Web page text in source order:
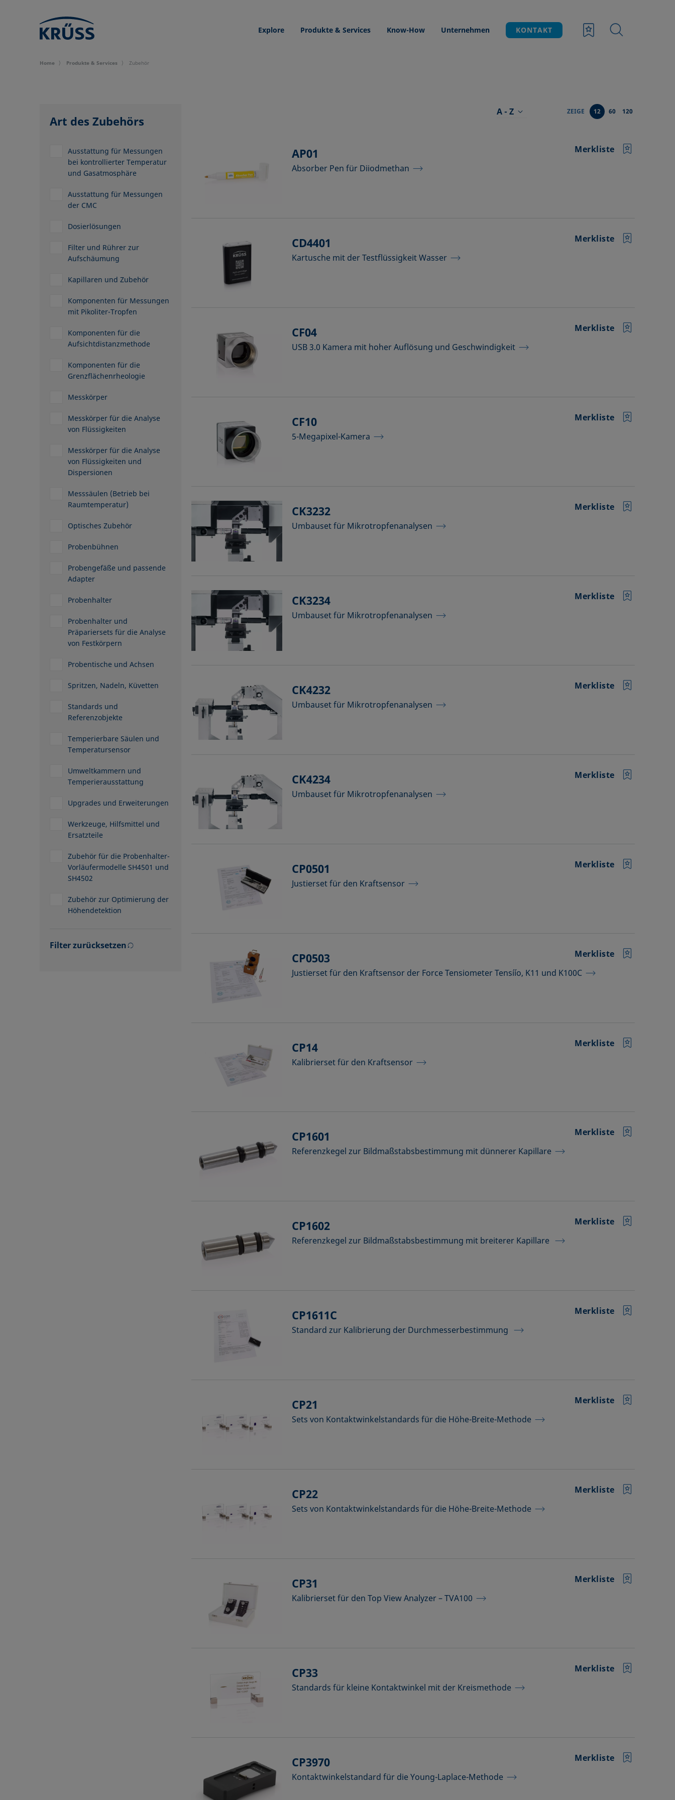
Explore Produkte & Services Know-How Unternehmen KONTAKT
Home Produkte & Services Zubehör
Art des Zubehörs
Ausstattung für Messungen
bei kontrollierter Temperatur
und Gasatmosphäre
Ausstattung für Messungen
der CMC
Dosierlösungen
Filter und Rührer zur
Aufschäumung
Kapillaren und Zubehör
Komponenten für Messungen
mit Pikoliter-Tropfen
Komponenten für die
Aufsichtdistanzmethode
Komponenten für die
Grenzflächenrheologie
Messkörper
Messkörper für die Analyse
von Flüssigkeiten
Messkörper für die Analyse
von Flüssigkeiten und
Dispersionen
Messsäulen (Betrieb bei
Raumtemperatur)
Optisches Zubehör
Probenbühnen
Probengefäße und passende
Adapter
Probenhalter
Probenhalter und
Präpariersets für die Analyse
von Festkörpern
Probentische und Achsen
Spritzen, Nadeln, Küvetten
Standards und
Referenzobjekte
Temperierbare Säulen und
Temperatursensor
Umweltkammern und
Temperierausstattung
Upgrades und Erweiterungen
Werkzeuge, Hilfsmittel und
Ersatzteile
Zubehör für die Probenhalter-
Vorläufermodelle SH4501 und
SH4502
Zubehör zur Optimierung der
Höhendetektion
Filter zurücksetzen
A - Z ZEIGE 12 60 120
AP01
Absorber Pen für Diiodmethan
Merkliste
CD4401
Kartusche mit der Testflüssigkeit Wasser
Merkliste
CF04
USB 3.0 Kamera mit hoher Auflösung und Geschwindigkeit
Merkliste
CF10
5-Megapixel-Kamera
Merkliste
CK3232
Umbauset für Mikrotropfenanalysen
Merkliste
CK3234
Umbauset für Mikrotropfenanalysen
Merkliste
CK4232
Umbauset für Mikrotropfenanalysen
Merkliste
CK4234
Umbauset für Mikrotropfenanalysen
Merkliste
CP0501
Justierset für den Kraftsensor
Merkliste
CP0503
Justierset für den Kraftsensor der Force Tensiometer Tensíío, K11 und K100C
Merkliste
CP14
Kalibrierset für den Kraftsensor
Merkliste
CP1601
Referenzkegel zur Bildmaßstabsbestimmung mit dünnerer Kapillare
Merkliste
CP1602
Referenzkegel zur Bildmaßstabsbestimmung mit breiterer Kapillare
Merkliste
CP1611C
Standard zur Kalibrierung der Durchmesserbestimmung
Merkliste
CP21
Sets von Kontaktwinkelstandards für die Höhe-Breite-Methode
Merkliste
CP22
Sets von Kontaktwinkelstandards für die Höhe-Breite-Methode
Merkliste
CP31
Kalibrierset für den Top View Analyzer – TVA100
Merkliste
CP33
Standards für kleine Kontaktwinkel mit der Kreismethode
Merkliste
CP3970
Kontaktwinkelstandard für die Young-Laplace-Methode
Merkliste